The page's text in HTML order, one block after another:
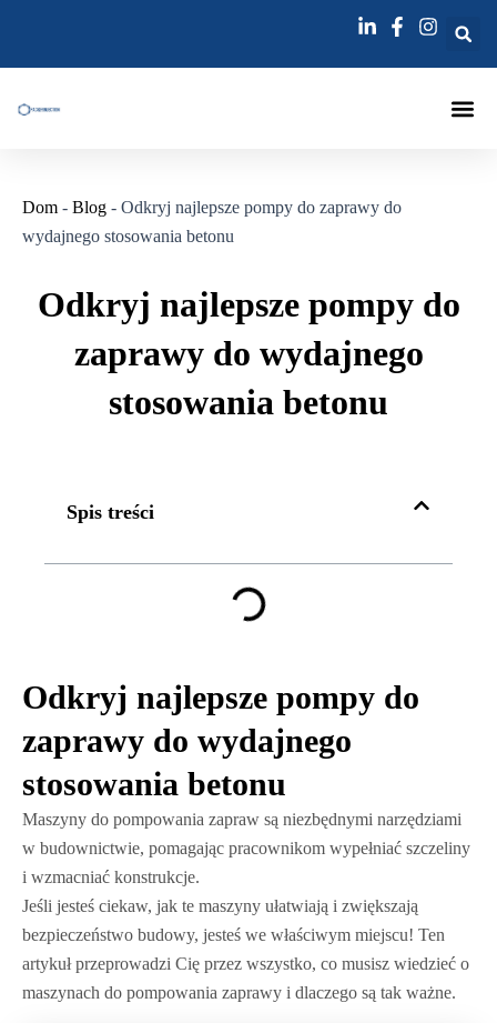
treści
Dom - Blog - Odkryj najlepsze pompy do zaprawy do
wydajnego stosowania betonu
Odkryj najlepsze pompy do
zaprawy do wydajnego
stosowania betonu
Spis treści
Odkryj najlepsze pompy do
zaprawy do wydajnego
stosowania betonu
Maszyny do pompowania zapraw są niezbędnymi narzędziami
w budownictwie, pomagając pracownikom wypełniać szczeliny
i wzmacniać konstrukcje.
Jeśli jesteś ciekaw, jak te maszyny ułatwiają i zwiększają
bezpieczeństwo budowy, jesteś we właściwym miejscu! Ten
artykuł przeprowadzi Cię przez wszystko, co musisz wiedzieć o
maszynach do pompowania zaprawy i dlaczego są tak ważne.
wpisach